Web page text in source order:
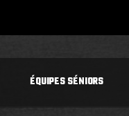
ÉQUIPES SÉNIORS